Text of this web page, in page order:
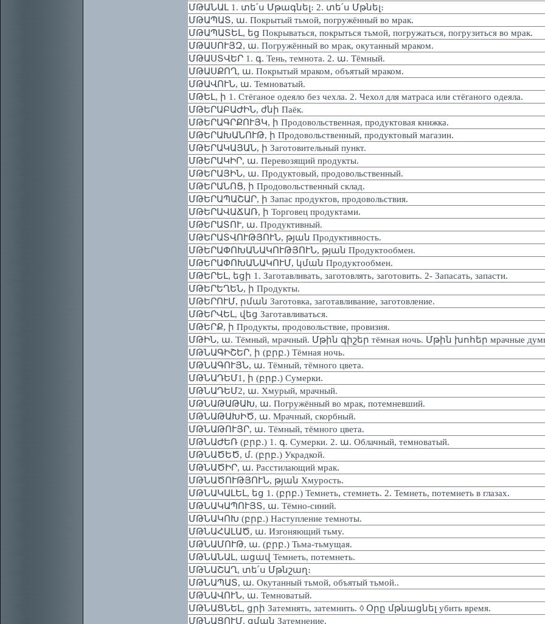
ՄԹԱՆԱԼ 1. տե՛ս Մթագնել։ 2. տե՛ս Մթնել։
ՄԹԱՊԱՏ, ա. Покрытый тьмой, погружённый во мрак.
ՄԹԱՊԱՏԵԼ, եց Покрываться, покрыться тьмой, погружаться, погрузиться во мрак.
ՄԹԱՍՈՒՅԶ, ա. Погружённый во мрак, окутанный мраком.
ՄԹԱՍՏՎԵՐ 1. գ. Тень, темнота. 2. ա. Тёмный.
ՄԹԱՍՔՈՂ, ա. Покрытый мраком, объятый мраком.
ՄԹԱՎՈՒՆ, ա. Темноватый.
ՄԹԵԼ, ի 1. Стёганое одеяло без чехла. 2. Чехол для матраса или стёганого одеяла.
ՄԹԵՐԱԲԱԺԻՆ, ժնի Паёк.
ՄԹԵՐԱԳՐՔՈՒՅԿ, ի Продовольственная, продуктовая книжка.
ՄԹԵՐԱԽԱՆՈՒԹ, ի Продовольственный, продуктовый магазин.
ՄԹԵՐԱԿԱՅԱՆ, ի Заготовительный пункт.
ՄԹԵՐԱԿԻՐ, ա. Перевозящий продукты.
ՄԹԵՐԱՅԻՆ, ա. Продуктовый, продовольственный.
ՄԹԵՐԱՆՈՑ, ի Продовольственный склад.
ՄԹԵՐԱՊԱՇԱՐ, ի Запас продуктов, продовольствия.
ՄԹԵՐԱՎԱՃԱՌ, ի Торговец продуктами.
ՄԹԵՐԱՏՈՒ, ա. Продуктивный.
ՄԹԵՐԱՏՎՈՒԹՅՈՒՆ, թյան Продуктивность.
ՄԹԵՐԱՓՈԽԱՆԱԿՈՒԹՅՈՒՆ, թյան Продуктообмен.
ՄԹԵՐԱՓՈԽԱՆԱԿՈՒՄ, կման Продуктообмен.
ՄԹԵՐԵԼ, եցի 1. Заготавливать, заготовлять, заготовить. 2- Запасать, запасти.
ՄԹԵՐԵՂԵՆ, ի Продукты.
ՄԹԵՐՈՒՄ, րման Заготовка, заготавливание, заготовление.
ՄԹԵՐՎԵԼ, վեց Заготавливаться.
ՄԹԵՐՔ, ի Продукты, продовольствие, провизия.
ՄԹԻՆ, ա. Тёмный, мрачный. Մթին գիշեր тёмная ночь. Մթին խոհեր мрачные
ՄԹՆԱԳԻՇԵՐ, ի (բրբ.) Тёмная ночь.
ՄԹՆԱԳՈՒՅՆ, ա. Тёмный, тёмного цвета.
ՄԹՆԱԴԵՄ1, ի (բրբ.) Сумерки.
ՄԹՆԱԴԵՄ2, ա. Хмурый, мрачный.
ՄԹՆԱԹԱԹԱԽ, ա. Погружённый во мрак, потемневший.
ՄԹՆԱԹԱԽԻԾ, ա. Мрачный, скорбный.
ՄԹՆԱԹՈՒՅՐ, ա. Тёмный, тёмного цвета.
ՄԹՆԱԺԵՌ (բրբ.) 1. գ. Сумерки. 2. ա. Облачный, темноватый.
ՄԹՆԱԾԵԾ, մ. (բրբ.) Украдкой.
ՄԹՆԱԾԻՐ, ա. Расстилающий мрак.
ՄԹՆԱԾՈՒԹՅՈՒՆ, թյան Хмурость.
ՄԹՆԱԿԱԼԵԼ, եց 1. (բրբ.) Темнеть, стемнеть. 2. Темнеть, потемнеть в глазах.
ՄԹՆԱԿԱՊՈՒՅՏ, ա. Тёмно-синий.
ՄԹՆԱԿՈԽ (բրբ.) Наступление темноты.
ՄԹՆԱՀԱԼԱԾ, ա. Изгоняющий тьму.
ՄԹՆԱՄՈՒԹ, ա. (բրբ.) Тьма-тьмущая.
ՄԹՆԱՆԱԼ, ացավ Темнеть, потемнеть.
ՄԹՆԱՇԱՂ, տե՛ս Մթնշաղ։
ՄԹՆԱՊԱՏ, ա. Окутанный тьмой, объятый тьмой..
ՄԹՆԱՎՈՒՆ, ա. Темноватый.
ՄԹՆԱՑՆԵԼ, ցրի Затемнять, затемнить. ◊ Օրը մթնացնել убить время.
ՄԹՆԱՑՈՒՄ, ցման Затемнение.